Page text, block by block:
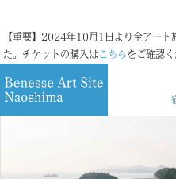
【重要】2024年10月1日より全アート
た。チケットの購入は こちらをご確認く